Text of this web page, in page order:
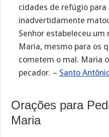
cidades de refúgio
inadvertidamente
Senhor estabeleceu
Maria, mesmo para os
cometem o mal. Maria
pecador. – Santo
Orações para
Maria